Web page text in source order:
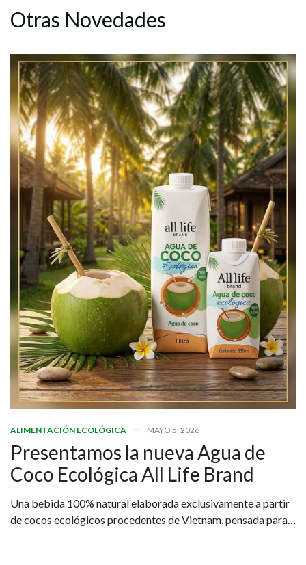
Otras Novedades
ALIMENTACIÓN ECOLÓGICA MAYO 5, 2026
Presentamos la nueva Agua de
Coco Ecológica All Life Brand
Una bebida 100% natural elaborada exclusivamente a partir
de cocos ecológicos procedentes de Vietnam, pensada para